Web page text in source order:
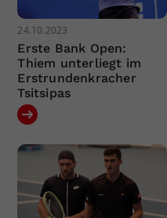
24.10.2023
Erste Bank Open:
Thiem unterliegt im
Erstrundenkracher
Tsitsipas